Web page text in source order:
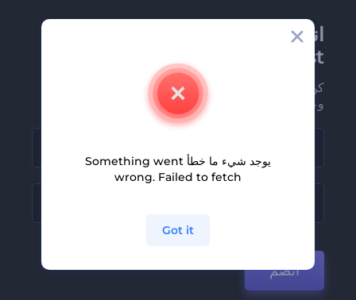
انضم إلى نشرة
Renderforest الإخبارية
كن من بين أوائل من يستلمون أحدث أخبارنا
وعروضنا
انضم
يوجد شيء ما خطأ Something went
wrong. Failed to fetch
Got it